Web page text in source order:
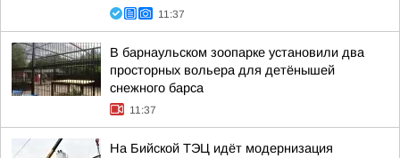
11:37
В барнаульском зоопарке установили два
просторных вольера для детёнышей
снежного барса
11:37
На Бийской ТЭЦ идёт модернизация